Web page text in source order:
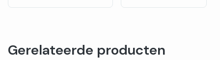
Gerelateerde producten